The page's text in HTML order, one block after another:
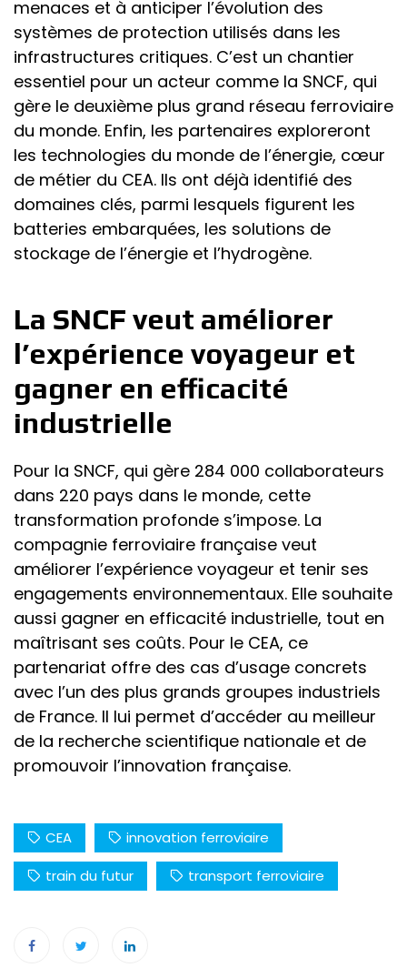
menaces et à anticiper l’évolution des
systèmes de protection utilisés dans les
infrastructures critiques. C’est un chantier
essentiel pour un acteur comme la SNCF, qui
gère le deuxième plus grand réseau ferroviaire
du monde. Enfin, les partenaires exploreront
les technologies du monde de l’énergie, cœur
de métier du CEA. Ils ont déjà identifié des
domaines clés, parmi lesquels figurent les
batteries embarquées, les solutions de
stockage de l’énergie et l’hydrogène.
La SNCF veut améliorer
l’expérience voyageur et
gagner en efficacité
industrielle
Pour la SNCF, qui gère 284 000 collaborateurs
dans 220 pays dans le monde, cette
transformation profonde s’impose. La
compagnie ferroviaire française veut
améliorer l’expérience voyageur et tenir ses
engagements environnementaux. Elle souhaite
aussi gagner en efficacité industrielle, tout en
maîtrisant ses coûts. Pour le CEA, ce
partenariat offre des cas d’usage concrets
avec l’un des plus grands groupes industriels
de France. Il lui permet d’accéder au meilleur
de la recherche scientifique nationale et de
promouvoir l’innovation française.
CEA
innovation ferroviaire
train du futur
transport ferroviaire